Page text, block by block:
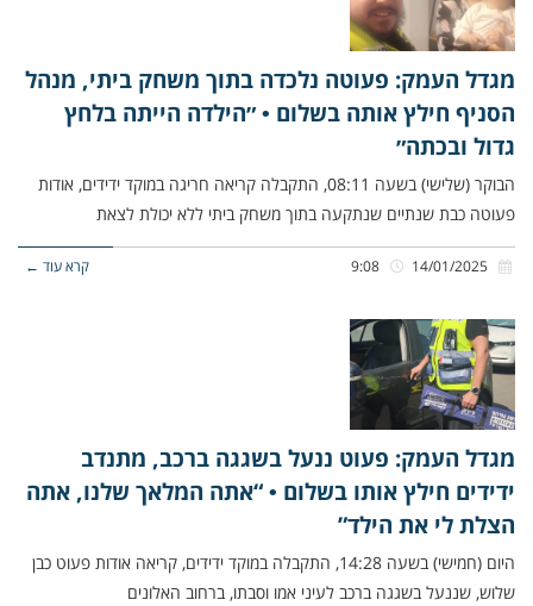
מגדל העמק: פעוטה נלכדה בתוך משחק ביתי, מנהל
הסניף חילץ אותה בשלום • ״הילדה הייתה בלחץ
גדול ובכתה״
הבוקר (שלישי) בשעה 08:11, התקבלה קריאה חריגה במוקד ידידים, אודות
פעוטה כבת שנתיים שנתקעה בתוך משחק ביתי ללא יכולת לצאת
קרא עוד ←
מגדל העמק: פעוט ננעל בשגגה ברכב, מתנדב
ידידים חילץ אותו בשלום • “אתה המלאך שלנו, אתה
הצלת לי את הילד”
היום (חמישי) בשעה 14:28, התקבלה במוקד ידידים, קריאה אודות פעוט כבן
שלוש, שננעל בשגגה ברכב לעיני אמו וסבתו, ברחוב האלונים